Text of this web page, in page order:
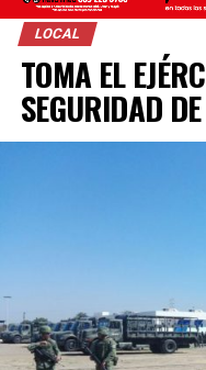
LOCAL
TOMA EL
SEGURIDAD